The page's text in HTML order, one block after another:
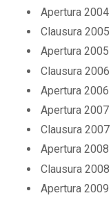
Apertura
Clausura
Apertura
Clausura
Apertura
Apertura
Clausura
Apertura
Clausura
Apertura